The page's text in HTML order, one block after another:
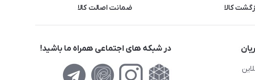
کالا ضمانت اصالت کالا
در شبکه های اجتماعی همراه ما باشید!